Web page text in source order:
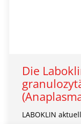
Die
LABOKLIN aktuell